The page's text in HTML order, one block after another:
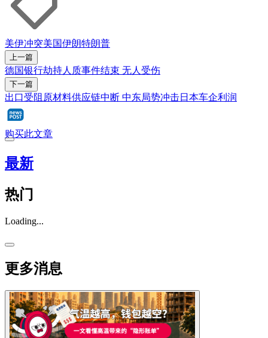
美伊冲突美国伊朗特朗普
上一篇
德国银行劫持人质事件结束 无人受伤
下一篇
出口受阻原材料供应链中断 中东局势冲击日本车企利润
购买此文章
最新
热门
Loading...
更多消息